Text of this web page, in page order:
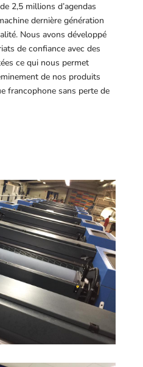
2,5 millions d’agendas
dernière génération
Nous avons développé
de confiance avec des
ce qui nous permet
de nos produits
francophone sans perte de